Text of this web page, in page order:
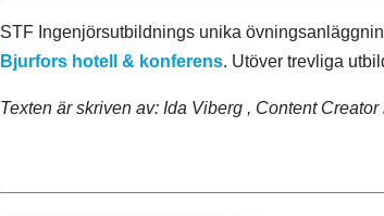
STF Ingenjörsutbildnings unika
Bjurfors hotell & konferens. Utöver trevliga
Texten är skriven av: Ida Viberg , Content